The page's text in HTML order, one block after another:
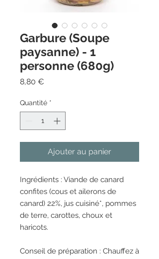
Garbure (Soupe
paysanne) - 1
personne (680g)
8,80 €
Quantité *
Ajouter au panier
Ingrédients : Viande de canard
confites (cous et ailerons de
canard) 22%, jus cuisiné*, pommes
de terre, carottes, choux et
haricots.
Conseil de préparation : Chauffez à